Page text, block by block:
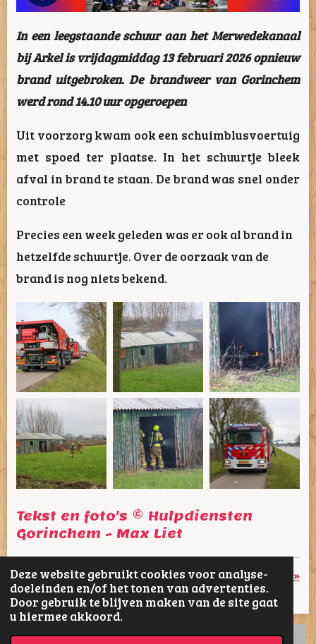
Deze website gebruikt cookies voor analyse-
doeleinden en/of het tonen van advertenties.
Door gebruik te blijven maken van de site gaat
u hiermee akkoord.
In een leegstaande schuur aan het Merwedekanaal
bij Arkel is vrijdagmiddag 13 februari 2026 opnieuw
brand uitgebroken. De brandweer van Gorinchem
werd rond 14.10 uur opgeroepen
Uit voorzorg kwam ook een schuimblusvoertuig
met spoed ter plaatse. In het schuurtje bleek
afval in brand te staan. De brand was snel onder
controle
Precies een week geleden was er ook al brand in
hetzelfde schuurtje. Over de oorzaak van de
brand is nog niets bekend.
Tekst en foto's © Hulpdiensten
Gorinchem - Max Liet
«Vorige Volgende »
D
e
D
e
S
h
D
e